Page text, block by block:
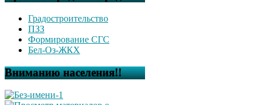
Градостроительство
ПЗЗ
Формирование СГС
Бел-Оз-ЖКХ
Вниманию населения!!